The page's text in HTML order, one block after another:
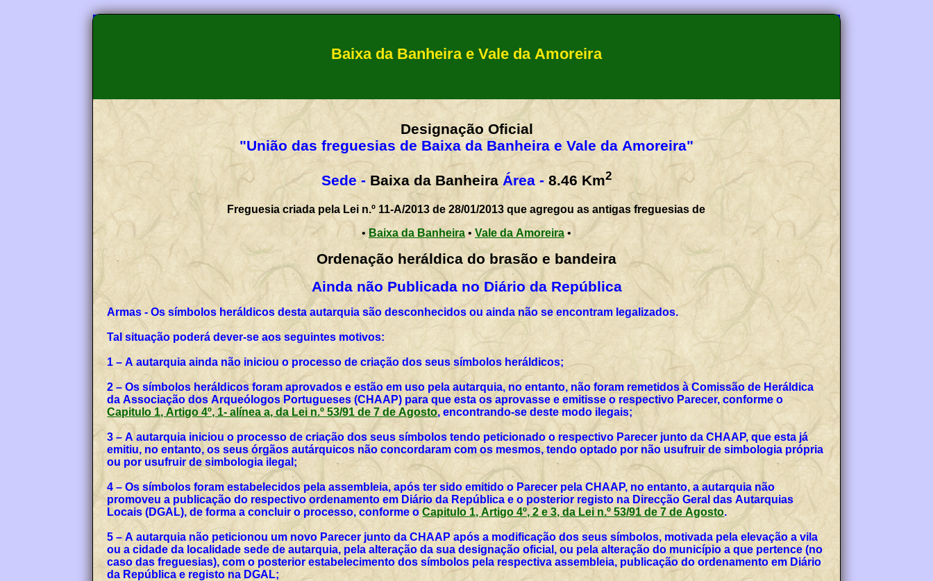
Baixa da Banheira e Vale da Amoreira
Designação Oficial
"União das freguesias de Baixa da Banheira e Vale da Amoreira"
Sede - Baixa da Banheira Área - 8.46 Km2
Freguesia criada pela Lei n.º 11-A/2013 de 28/01/2013 que agregou as antigas freguesias de
•
Baixa da Banheira • Vale da Amoreira •
Ordenação heráldica do brasão e bandeira
Ainda não Publicada no Diário da República
Armas - Os símbolos heráldicos desta autarquia são desconhecidos ou ainda não se encontram legalizados.
Tal situação poderá dever-se aos seguintes motivos:
1 – A autarquia ainda não iniciou o processo de criação dos seus símbolos heráldicos;
2 – Os símbolos heráldicos foram aprovados e estão em uso pela autarquia, no entanto, não foram remetidos à Comissão de Heráldica
da Associação dos Arqueólogos Portugueses (CHAAP) para que esta os aprovasse e emitisse o respectivo Parecer, conforme o
Capitulo 1, Artigo 4º, 1- alínea a, da Lei n.º 53/91 de 7 de Agosto, encontrando-se deste modo ilegais;
3 – A autarquia iniciou o processo de criação dos seus símbolos tendo peticionado o respectivo Parecer junto da CHAAP, que esta já
emitiu, no entanto, os seus órgãos autárquicos não concordaram com os mesmos, tendo optado por não usufruir de simbologia própria
ou por usufruir de simbologia ilegal;
4 – Os símbolos foram estabelecidos pela assembleia, após ter sido emitido o Parecer pela CHAAP, no entanto, a autarquia não
promoveu a publicação do respectivo ordenamento em Diário da República e o posterior registo na Direcção Geral das Autarquias
Locais (DGAL), de forma a concluir o processo, conforme oCapitulo 1, Artigo 4º, 2 e 3, da Lei n.º 53/91 de 7 de Agosto.
5 – A autarquia não peticionou um novo Parecer junto da CHAAP após a modificação dos seus símbolos, motivada pela elevação a vila
ou a cidade da localidade sede de autarquia, pela alteração da sua designação oficial, ou pela alteração do município a que pertence (no
caso das freguesias), com o posterior estabelecimento dos símbolos pela respectiva assembleia, publicação do ordenamento em Diário
da República e registo na DGAL;